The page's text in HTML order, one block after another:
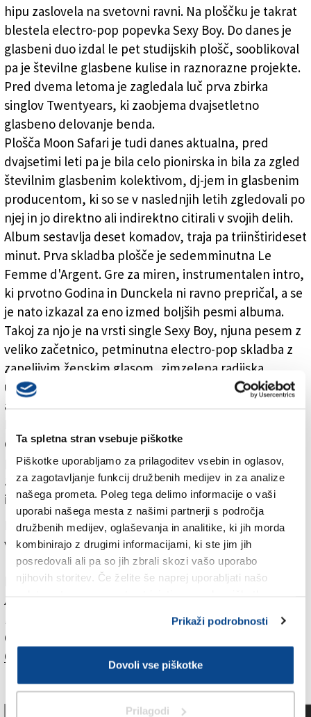
Ta spletna stran vsebuje piškotke
Piškotke uporabljamo za prilagoditev vsebin in oglasov,
za zagotavljanje funkcij družbenih medijev in za analize
našega prometa. Poleg tega delimo informacije o vaši
uporabi našega mesta z našimi partnerji s področja
družbenih medijev, oglaševanja in analitike, ki jih morda
kombinirajo z drugimi informacijami, ki ste jim jih
posredovali ali pa so jih zbrali skozi vašo uporabo
njihovih storitev. Če želite še naprej uporabljati našo
Prikaži podrobnosti
Dovoli vse piškotke
Prilagodi
hipu zaslovela na svetovni ravni. Na ploščku je takrat
blestela electro-pop popevka Sexy Boy. Do danes je
glasbeni duo izdal le pet studijskih plošč, sooblikoval
pa je številne glasbene kulise in raznorazne projekte.
Pred dvema letoma je zagledala luč prva zbirka
singlov Twentyears, ki zaobjema dvajsetletno
glasbeno delovanje benda.
Plošča Moon Safari je tudi danes aktualna, pred
dvajsetimi leti pa je bila celo pionirska in bila za zgled
številnim glasbenim kolektivom, dj-jem in glasbenim
producentom, ki so se v naslednjih letih zgledovali po
njej in jo direktno ali indirektno citirali v svojih delih.
Album sestavlja deset komadov, traja pa triinštirideset
minut. Prva skladba plošče je sedemminutna Le
Femme d'Argent. Gre za miren, instrumentalen intro,
ki prvotno Godina in Dunckela ni ravno prepričal, a se
je nato izkazal za eno izmed boljših pesmi albuma.
Takoj za njo je na vrsti single Sexy Boy, njuna pesem z
veliko začetnico, petminutna electro-pop skladba z
zapeljivim ženskim glasom, zimzelena radijska
uspešnica. All I Need je čisto drugačen, na pol
akustičen komad, balada, v kateri poje pevka Beth
dokaj podoben prvemu. V pesmi Remember igrajo
pomembno vlogo sintetizatorji zvoka (kar sicer velja
za celoten plošček), medtem ko zaključuje ploščo
instrumentalna Le Voyage De Penelope.
Moon Safari je glasbeni biser, ki ne bi smel manjkati v
vaši zbirki plošč!
Moon Safari
AIR
Elektronska glasba, chillout
Caroline Distribution/Astralwerks, 1998
Ocena:
★★★★★★★★★☆